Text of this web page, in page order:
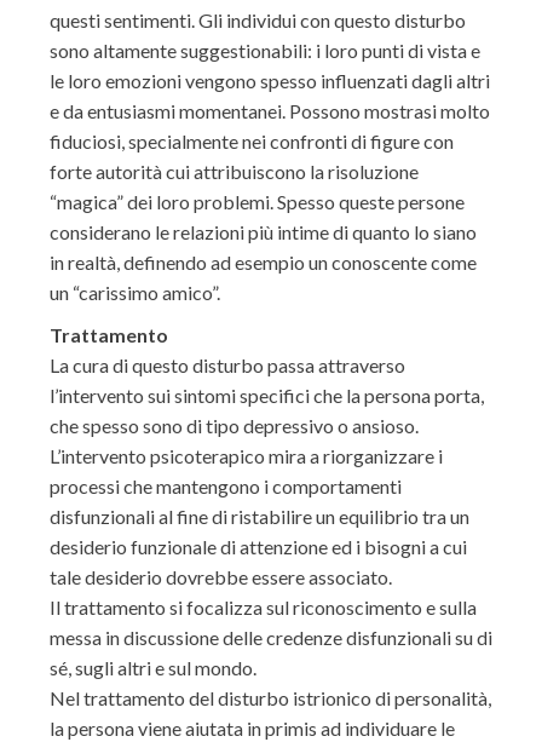
questi sentimenti. Gli individui con questo disturbo
sono altamente suggestionabili: i loro punti di vista e
le loro emozioni vengono spesso influenzati dagli altri
e da entusiasmi momentanei. Possono mostrasi molto
fiduciosi, specialmente nei confronti di figure con
forte autorità cui attribuiscono la risoluzione
“magica” dei loro problemi. Spesso queste persone
considerano le relazioni più intime di quanto lo siano
in realtà, definendo ad esempio un conoscente come
un “carissimo amico”.
Trattamento
La cura di questo disturbo passa attraverso
l’intervento sui sintomi specifici che la persona porta,
che spesso sono di tipo depressivo o ansioso.
L’intervento psicoterapico mira a riorganizzare i
processi che mantengono i comportamenti
disfunzionali al fine di ristabilire un equilibrio tra un
desiderio funzionale di attenzione ed i bisogni a cui
tale desiderio dovrebbe essere associato.
Il trattamento si focalizza sul riconoscimento e sulla
messa in discussione delle credenze disfunzionali su di
sé, sugli altri e sul mondo.
Nel trattamento del disturbo istrionico di personalità,
la persona viene aiutata in primis ad individuare le